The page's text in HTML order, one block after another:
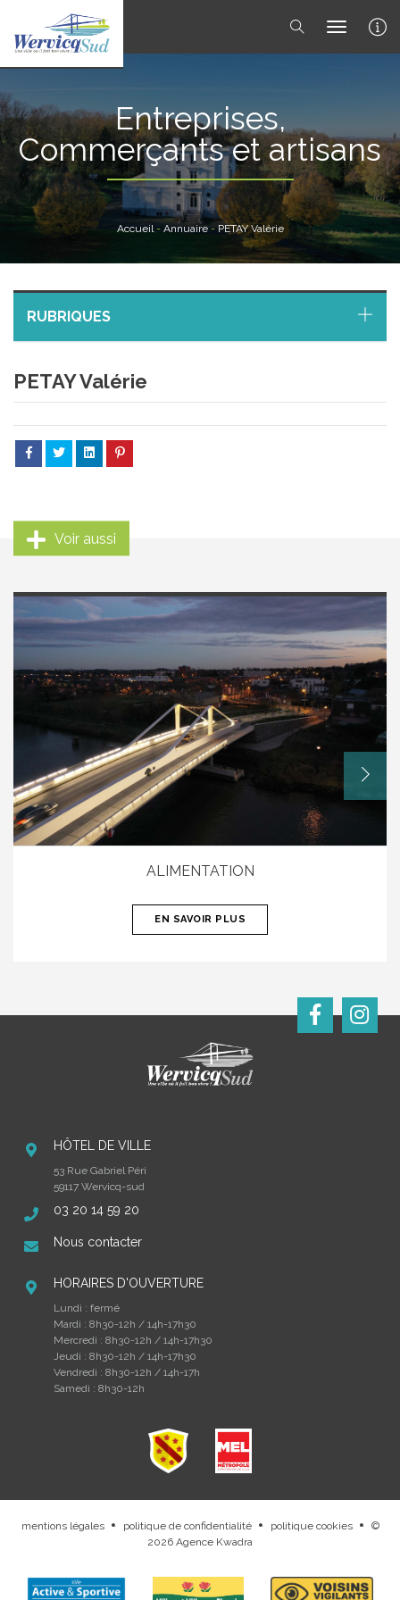
toggle
Entreprises,
Commerçants et artisans
Accueil - Annuaire - PETAY Valérie
PETAY Valérie
RUBRIQUES
Voir aussi
ALIMENTATION
EN SAVOIR PLUS
HÔTEL DE VILLE
53 Rue Gabriel Péri
59117 Wervicq-sud
03 20 14 59 20
Nous contacter
HORAIRES D'OUVERTURE
Lundi : fermé
Mardi : 8h30-12h / 14h-17h30
Mercredi : 8h30-12h / 14h-17h30
Jeudi : 8h30-12h / 14h-17h30
Vendredi : 8h30-12h / 14h-17h
Samedi : 8h30-12h
mentions légales . politique de confidentialité . politique cookies .
©
2026 Agence Kwadra